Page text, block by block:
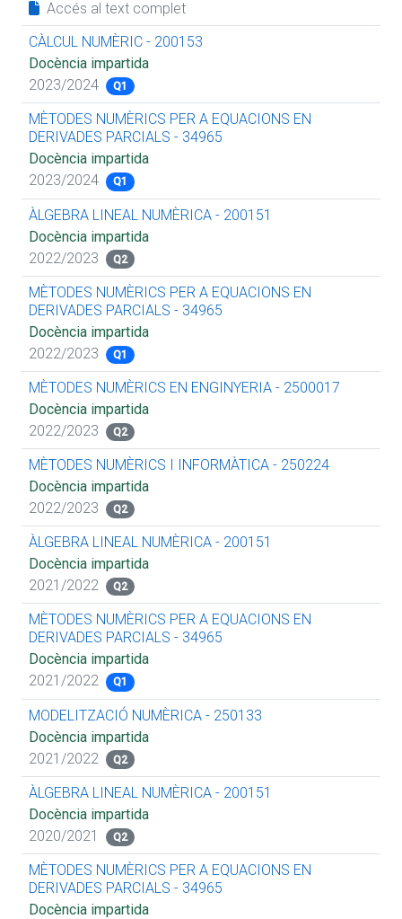
Accés al text complet
CÀLCUL NUMÈRIC - 200153
Docència impartida
2023/2024
Q1
MÈTODES NUMÈRICS PER A EQUACIONS EN
DERIVADES PARCIALS - 34965
Docència impartida
2023/2024
Q1
ÀLGEBRA LINEAL NUMÈRICA - 200151
Docència impartida
2022/2023
Q2
MÈTODES NUMÈRICS PER A EQUACIONS EN
DERIVADES PARCIALS - 34965
Docència impartida
2022/2023
Q1
MÈTODES NUMÈRICS EN ENGINYERIA - 2500017
Docència impartida
2022/2023
Q2
MÈTODES NUMÈRICS I INFORMÀTICA - 250224
Docència impartida
2022/2023
Q2
ÀLGEBRA LINEAL NUMÈRICA - 200151
Docència impartida
2021/2022
Q2
MÈTODES NUMÈRICS PER A EQUACIONS EN
DERIVADES PARCIALS - 34965
Docència impartida
2021/2022
Q1
MODELITZACIÓ NUMÈRICA - 250133
Docència impartida
2021/2022
Q2
ÀLGEBRA LINEAL NUMÈRICA - 200151
Docència impartida
2020/2021
Q2
MÈTODES NUMÈRICS PER A EQUACIONS EN
DERIVADES PARCIALS - 34965
Docència impartida